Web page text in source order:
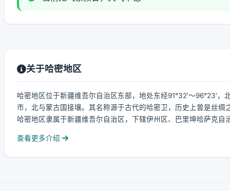
关于哈密地区
哈密地区位于新疆维吾尔自治区东部，地处东经91°32′～96°23′
市，北与蒙古国接壤。其名称源于古代的哈密卫，历史上曾是丝绸
哈密地区隶属于新疆维吾尔自治区，下辖伊州区、巴里坤哈萨克
查看更多介绍